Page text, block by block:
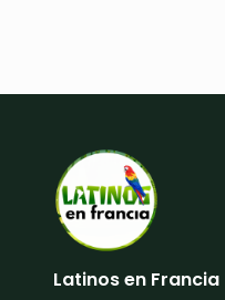
Latinos en Francia